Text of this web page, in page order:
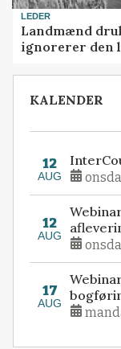
LEDER
Landmænd
ignorerer den
KALENDER
12
AUG
12
AUG
17
AUG